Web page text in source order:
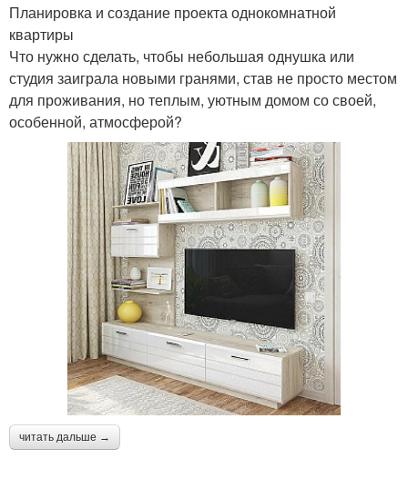
Планировка и создание проекта однокомнатной
квартиры
Что нужно сделать, чтобы небольшая однушка или
студия заиграла новыми гранями, став не просто местом
для проживания, но теплым, уютным домом со своей,
особенной, атмосферой?
читать дальше →